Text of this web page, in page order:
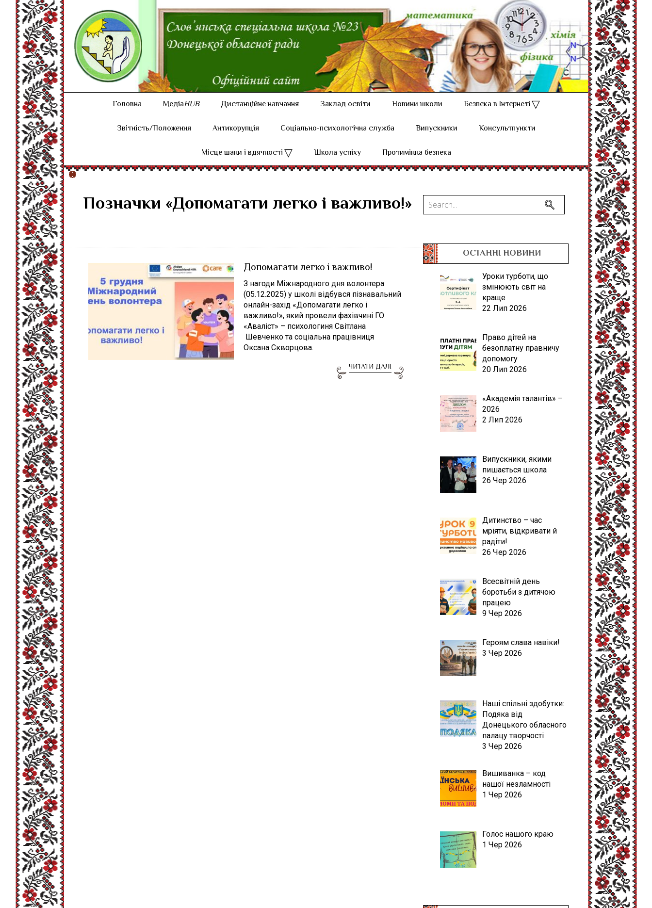
Головна МедіаHUB Дистанційне навчання Заклад освіти Новини школи
Безпека в Інтернеті
Звітність/Положення
Антикорупція Соціально-психологічна служба Випускники
Консультпункти
Місце шани і вдячності
Школа успіху Протимінна безпека
Позначки «Допомагати легко і важливо!»
Допомагати легко і важливо!
З нагоди Міжнародного дня волонтера
(05.12.2025) у школі відбувся пізнавальний
онлайн-захід «Допомагати легко і
важливо!», який провели фахівчині ГО
«Аваліст» – психологиня Світлана
Шевченко та соціальна працівниця
Оксана Скворцова.
ЧИТАТИ ДАЛІ
ОСТАННІ НОВИНИ
Уроки турботи, що
змінюють світ на
краще
22 Лип 2026
Право дітей на
безоплатну правничу
допомогу
20 Лип 2026
«Академія талантів» –
2026
2 Лип 2026
Випускники, якими
пишається школа
26 Чер 2026
Дитинство – час
мріяти, відкривати й
радіти!
26 Чер 2026
Всесвітній день
боротьби з дитячою
працею
9 Чер 2026
Героям слава навіки!
3 Чер 2026
Наші спільні здобутки:
Подяка від
Донецького обласного
палацу творчості
3 Чер 2026
Вишиванка – код
нашої незламності
1 Чер 2026
Голос нашого краю
1 Чер 2026